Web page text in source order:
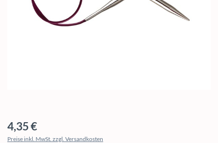
Regulärer Preis:
4,35 €
Preise inkl. MwSt. zzgl. Versandkosten